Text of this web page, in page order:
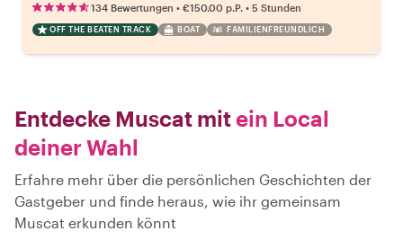
134 Bewertungen • €150.00 p.P. • 5 Stunden
OFF THE BEATEN TRACK BOAT FAMILIENFREUNDLICH
Entdecke Muscat mitein Local
deiner Wahl
Erfahre mehr über die persönlichen Geschichten der
Gastgeber und finde heraus, wie ihr gemeinsam
Muscat erkunden könnt